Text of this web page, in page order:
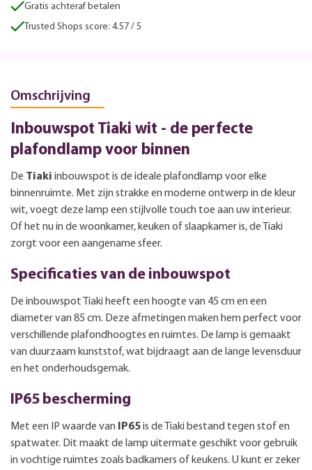
Gratis achteraf betalen
Trusted Shops score: 4.57 / 5
Omschrijving
Inbouwspot Tiaki wit - de perfecte
plafondlamp voor binnen
De Tiaki inbouwspot is de ideale plafondlamp voor elke
binnenruimte. Met zijn strakke en moderne ontwerp in de kleur
wit, voegt deze lamp een stijlvolle touch toe aan uw interieur.
Of het nu in de woonkamer, keuken of slaapkamer is, de Tiaki
zorgt voor een aangename sfeer.
Specificaties van de inbouwspot
De inbouwspot Tiaki heeft een hoogte van 45 cm en een
diameter van 85 cm. Deze afmetingen maken hem perfect voor
verschillende plafondhoogtes en ruimtes. De lamp is gemaakt
van duurzaam kunststof, wat bijdraagt aan de lange levensduur
en het onderhoudsgemak.
IP65 bescherming
Met een IP waarde van IP65is de Tiaki bestand tegen stof en
spatwater. Dit maakt de lamp uitermate geschikt voor gebruik
in vochtige ruimtes zoals badkamers of keukens. U kunt er zeker